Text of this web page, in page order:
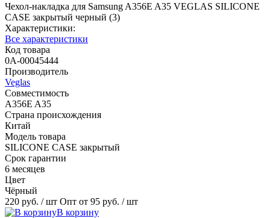
Чехол-накладка для Samsung A356E A35 VEGLAS SILICONE
CASE закрытый черный (3)
Характеристики:
Все характеристики
Код товара
0А-00045444
Производитель
Veglas
Совместимость
A356E A35
Страна происхождения
Китай
Модель товара
SILICONE CASE закрытый
Срок гарантии
6 месяцев
Цвет
Чёрный
220 руб. / шт Опт от 95 руб. / шт
В корзину